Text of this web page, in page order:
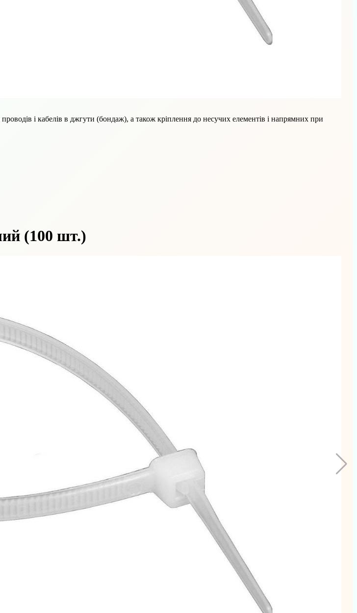
і кабелів в джгути (бондаж), а також кріплення до несучих елементів і напрямних при
(100 шт.)